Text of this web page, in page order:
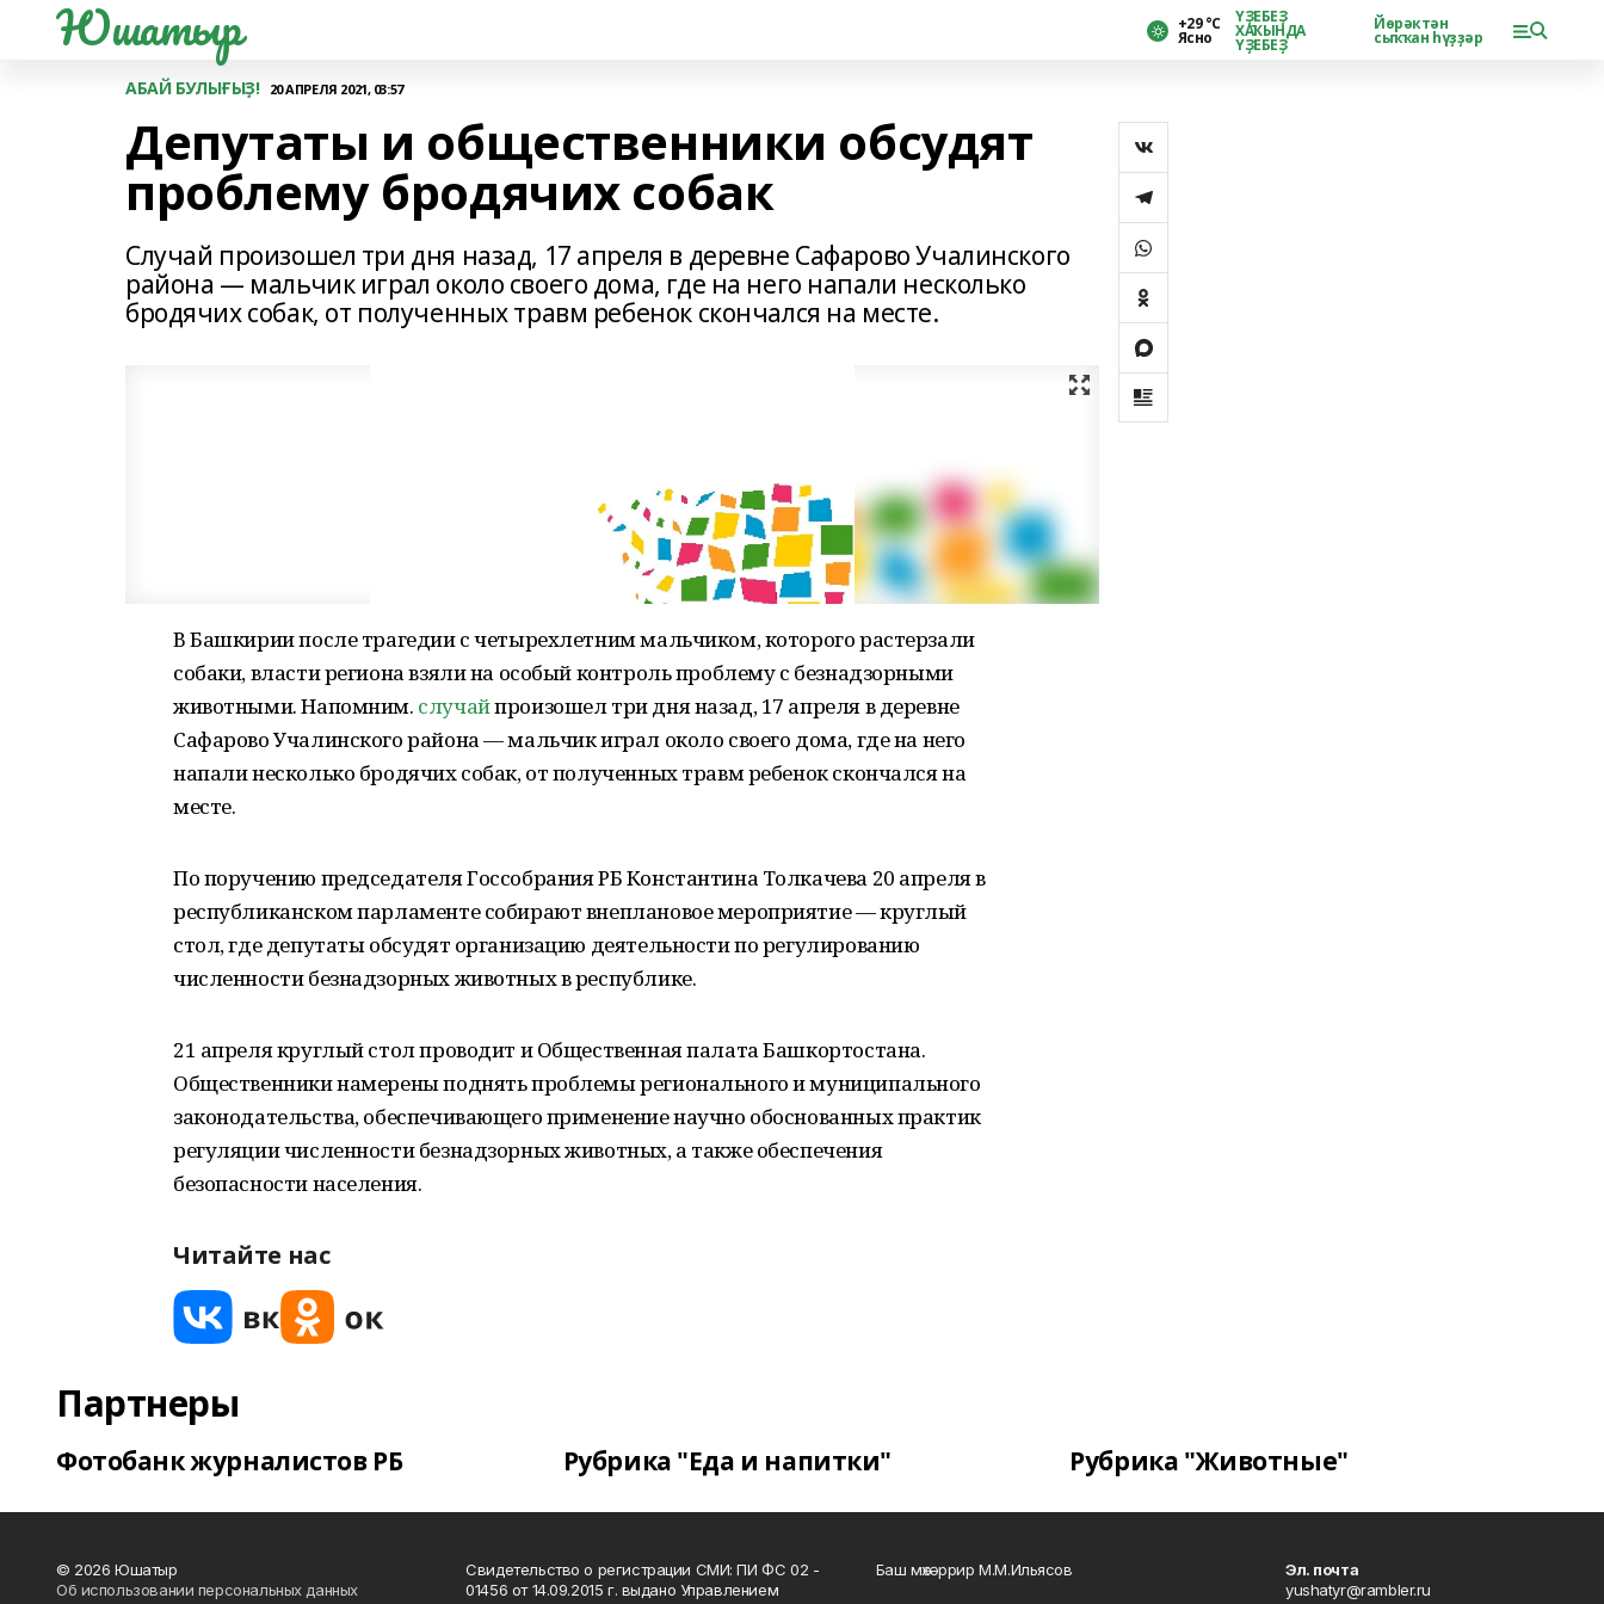
Юшатыр +29 °С
Ясно
ҮҘЕБЕҘ
ХАҠЫНДА
ҮҘЕБЕҘ
Йөрәктән
сыҡҡан һүҙҙәр
АБАЙ БУЛЫҒЫҘ! 20 АПРЕЛЯ 2021, 03:57
Депутаты и общественники обсудят
проблему бродячих собак
Случай произошел три дня назад, 17 апреля в деревне Сафарово Учалинского
района — мальчик играл около своего дома, где на него напали несколько
бродячих собак, от полученных травм ребенок скончался на месте.
В Башкирии после трагедии с четырехлетним мальчиком, которого растерзали
собаки, власти региона взяли на особый контроль проблему с безнадзорными
животными. Напомним. случайпроизошел три дня назад, 17 апреля в деревне
Сафарово Учалинского района — мальчик играл около своего дома, где на него
напали несколько бродячих собак, от полученных травм ребенок скончался на
месте.
По поручению председателя Госсобрания РБ Константина Толкачева 20 апреля в
республиканском парламенте собирают внеплановое мероприятие — круглый
стол, где депутаты обсудят организацию деятельности по регулированию
численности безнадзорных животных в республике.
21 апреля круглый стол проводит и Общественная палата Башкортостана.
Общественники намерены поднять проблемы регионального и муниципального
законодательства, обеспечивающего применение научно обоснованных практик
регуляции численности безнадзорных животных, а также обеспечения
безопасности населения.
Читайте нас
Партнеры
Фотобанк журналистов РБ Рубрика "Еда и напитки" Рубрика "Животные"
© 2026 Юшатыр
Об использовании персональных данных
Свидетельство о регистрации СМИ: ПИ ФС 02 -
01456 от 14.09.2015 г. выдано Управлением
Баш мөхәррир М.М.Ильясов
Эл. почта
yushatyr@rambler.ru